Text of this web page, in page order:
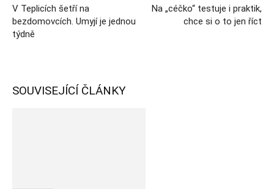
V Teplicích šetří na
bezdomovcích. Umyjí je jednou
týdně
Na „céčko“ testuje i praktik,
chce si o to jen říct
SOUVISEJÍCÍ ČLÁNKY